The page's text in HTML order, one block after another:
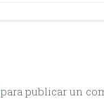
para publicar un